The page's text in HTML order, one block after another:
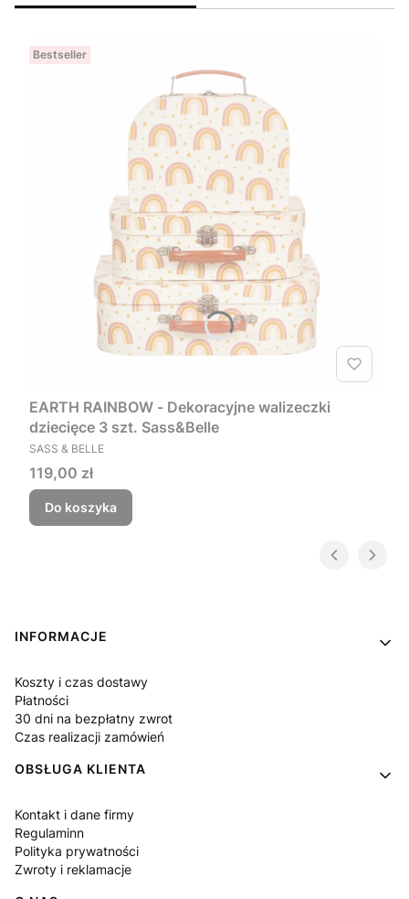
Bestseller
EARTH RAINBOW - Dekoracyjne walizeczki
dziecięce 3 szt. Sass&Belle
PRODUCENT
SASS & BELLE
Cena
119,00 zł
Do koszyka
Linki w stopce
INFORMACJE
Koszty i czas dostawy
Płatności
30 dni na bezpłatny zwrot
Czas realizacji zamówień
OBSŁUGA KLIENTA
Kontakt i dane firmy
Regulaminn
Polityka prywatności
Zwroty i reklamacje